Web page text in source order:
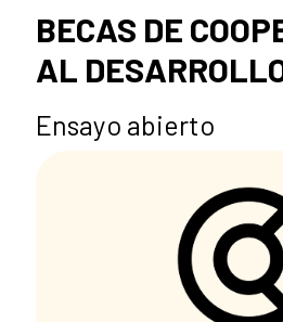
BECAS DE
AL
Ensayo abierto